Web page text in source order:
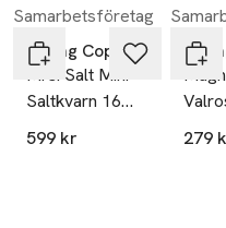
Hoppa över bildspelet
Samarbetsföretag
Spring Copenhagen
Mrs. Salt Mini
Saltkvarn 16
Cm
599 kr
Cm
279